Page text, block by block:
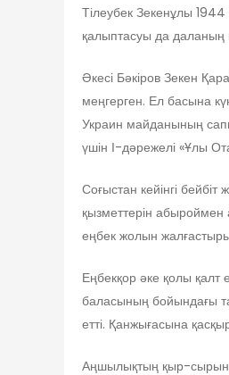
Тілеубек Зекенұлы
қалыптасуы да даланың
Әкесі Бәкіров Зекен
меңгерген. Ел басына
Украин майданының
үшін І-дәрежелі «Ұлы
Соғыстан кейінгі
қызметтерін абыроймен
еңбек жолын
Еңбекқор әке қолы
баласының бойындағы
етті. Қанжығасына
Аңшылықтың қыр-сырын